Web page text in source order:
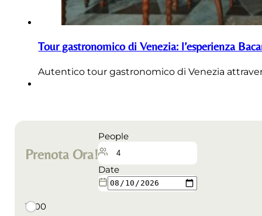
Tour gastronomico di Venezia: l’esperienza
Autentico tour gastronomico di Venezia
Prenota Ora!
People
Date
15:00